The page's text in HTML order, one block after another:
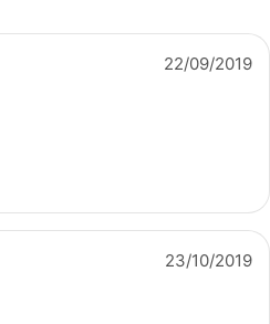
22/09/2019
23/10/2019